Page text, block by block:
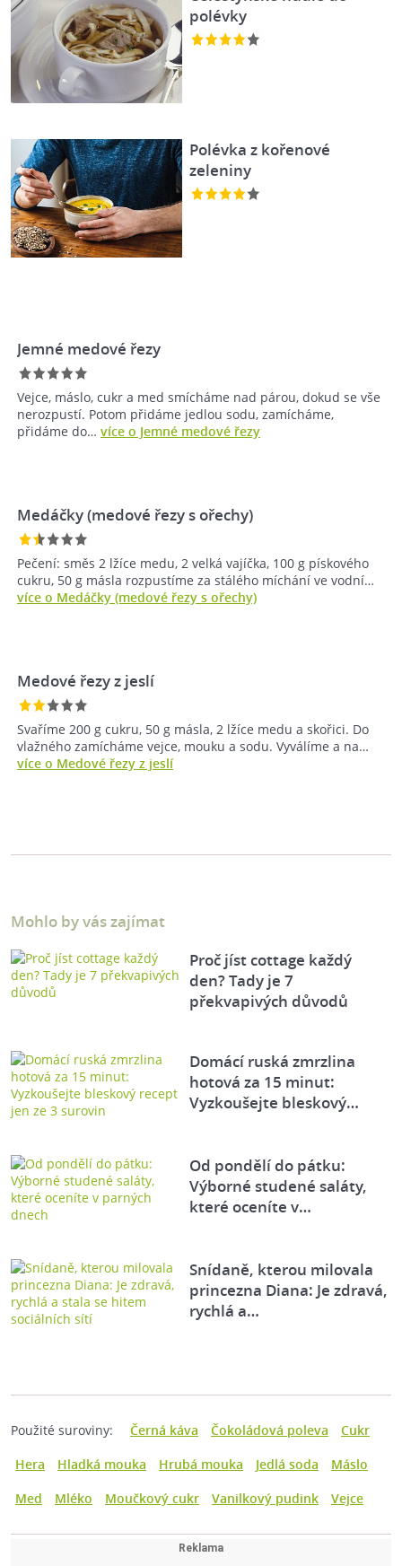
polévky
Polévka z kořenové
zeleniny
Jemné medové řezy
Vejce, máslo, cukr a med smícháme nad párou, dokud se vše
nerozpustí. Potom přidáme jedlou sodu, zamícháme,
přidáme do… více o Jemné medové řezy
Medáčky (medové řezy s ořechy)
Pečení: směs 2 lžíce medu, 2 velká vajíčka, 100 g pískového
cukru, 50 g másla rozpustíme za stálého míchání ve vodní…
více o Medáčky (medové řezy s ořechy)
Medové řezy z jeslí
Svaříme 200 g cukru, 50 g másla, 2 lžíce medu a skořici. Do
vlažného zamícháme vejce, mouku a sodu. Vyválíme a na…
více o Medové řezy z jeslí
Mohlo by vás zajímat
Proč jíst cottage každý
den? Tady je 7
překvapivých důvodů
Domácí ruská zmrzlina
hotová za 15 minut:
Vyzkoušejte bleskový…
Od pondělí do pátku:
Výborné studené saláty,
které oceníte v…
Snídaně, kterou milovala
princezna Diana: Je zdravá,
rychlá a…
Použité suroviny: Černá káva Čokoládová poleva
Cukr
Hera
Hladká mouka Hrubá mouka Jedlá soda
Máslo
Med
Mléko Moučkový cukr Vanilkový pudink Vejce